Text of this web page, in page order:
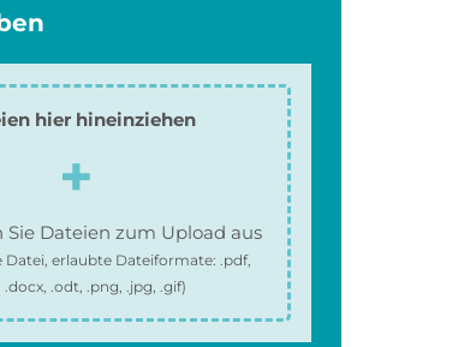
hier hineinziehen
Sie Dateien zum Upload aus
Datei, erlaubte Dateiformate:.pdf,
.docx, .odt, .png, .jpg, .gif)